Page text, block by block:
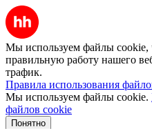
Мы используем файлы cookie,
правильную работу нашего
трафик.
Правила использования
Мы используем файлы cookie.
файлов cookie
Понятно